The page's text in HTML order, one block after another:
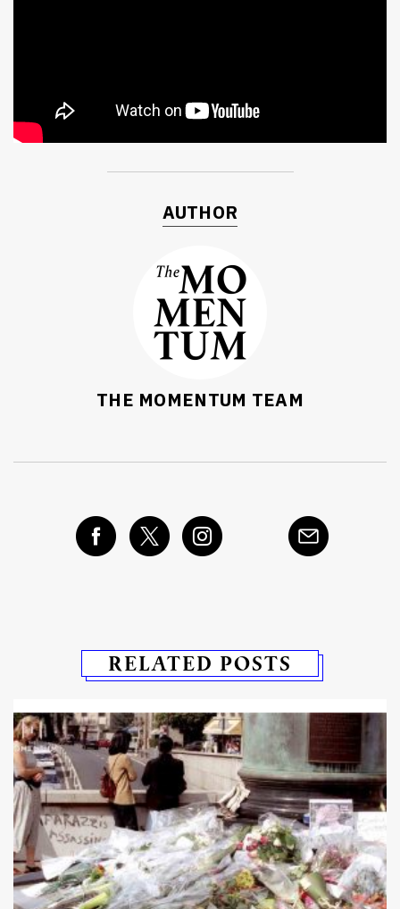
AUTHOR
THE MOMENTUM TEAM
RELATED POSTS
SHARE TWEET LINE